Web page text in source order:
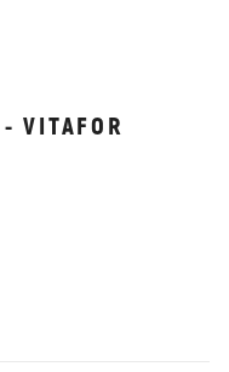
VITAFOR